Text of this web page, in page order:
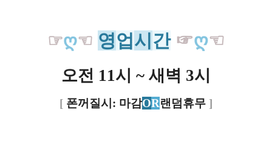
☞ღ☜ 영업시 간 ☞ღ☜
오전 11시 ~ 새벽 3시
[ 폰꺼질시: 마감OR랜덤휴무 ]